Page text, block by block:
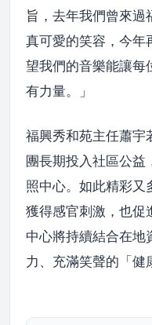
旨，去年我們曾來過
真可愛的笑容，今年
望我們的音樂能讓每
有力量。」
福興秀和苑主任蕭宇
團長期投入社區公益
照中心。如此精彩又
獲得感官刺激，也促
中心將持續結合在地
力、充滿笑聲的「健